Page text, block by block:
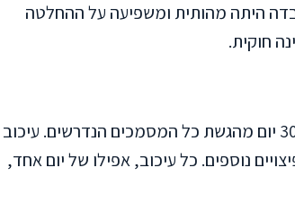
היתה מהותית ומשפיעה על ההחלטה
חוקית.
חברת ביטוח חייבת לשלם את תגמולי הביטוח בתוך 30 יום מהגשת כל המסמכים הנדרשים. עיכוב
נוספים. כל עיכוב, אפילו של יום אחד,